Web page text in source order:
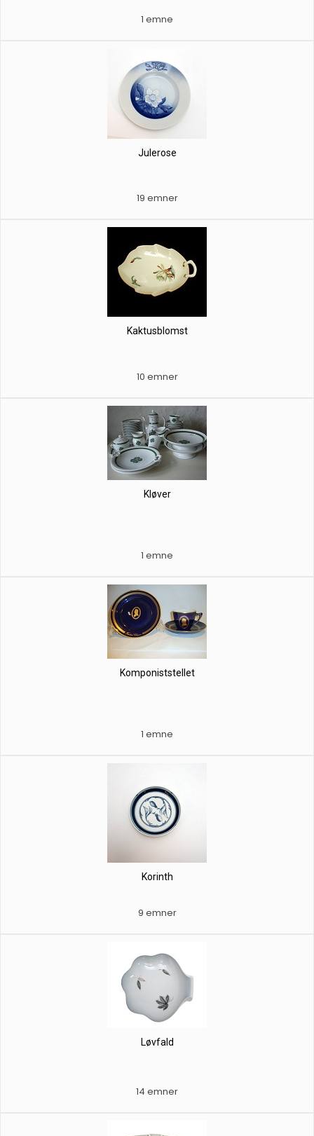
1 emne
Julerose
19 emner
Kaktusblomst
10 emner
Kløver
1 emne
Komponiststellet
1 emne
Korinth
9 emner
Løvfald
14 emner